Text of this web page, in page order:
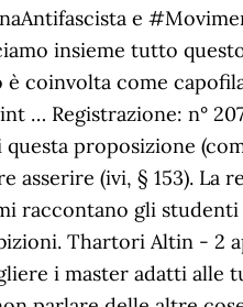
e
insieme tutto
coinvolta come
… Registrazione: n°
proposizione
(ivi, § 153). La
raccontano gli
Thartori Altin -
i master adatti alle